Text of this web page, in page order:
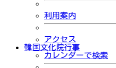
利用案内
アクセス
韓国文化院行事
カレンダーで検索